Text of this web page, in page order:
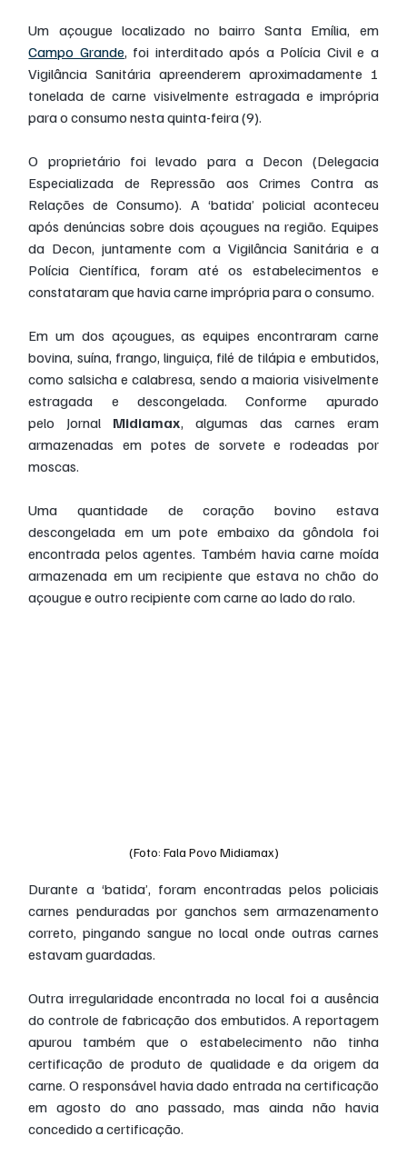
Um açougue localizado no bairro Santa Emília, em
Campo Grande, foi interditado após a Polícia Civil e a
Vigilância Sanitária apreenderem aproximadamente 1
tonelada de carne visivelmente estragada e imprópria
para o consumo nesta quinta-feira (9).
O proprietário foi levado para a Decon (Delegacia
Especializada de Repressão aos Crimes Contra as
Relações de Consumo). A ‘batida’ policial aconteceu
após denúncias sobre dois açougues na região. Equipes
da Decon, juntamente com a Vigilância Sanitária e a
Polícia Científica, foram até os estabelecimentos e
constataram que havia carne imprópria para o consumo.
Em um dos açougues, as equipes encontraram carne
bovina, suína, frango, linguiça, filé de tilápia e embutidos,
como salsicha e calabresa, sendo a maioria visivelmente
estragada e descongelada. Conforme apurado
pelo Jornal Midiamax, algumas das carnes eram
armazenadas em potes de sorvete e rodeadas por
moscas.
Uma quantidade de coração bovino estava
descongelada em um pote embaixo da gôndola foi
encontrada pelos agentes. Também havia carne moída
armazenada em um recipiente que estava no chão do
açougue e outro recipiente com carne ao lado do ralo.
(Foto: Fala Povo Midiamax)
Durante a ‘batida’, foram encontradas pelos policiais
carnes penduradas por ganchos sem armazenamento
correto, pingando sangue no local onde outras carnes
estavam guardadas.
Outra irregularidade encontrada no local foi a ausência
do controle de fabricação dos embutidos. A reportagem
apurou também que o estabelecimento não tinha
certificação de produto de qualidade e da origem da
carne. O responsável havia dado entrada na certificação
em agosto do ano passado, mas ainda não havia
concedido a certificação.